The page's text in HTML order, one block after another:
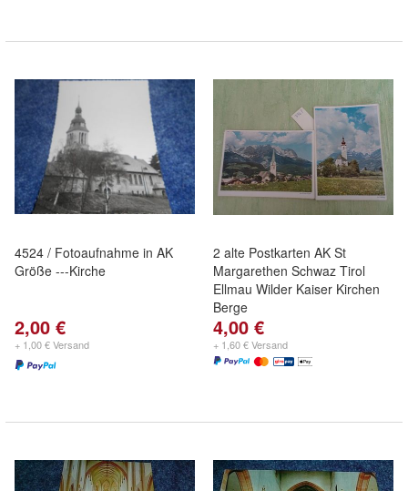
4524 / Fotoaufnahme in AK
Größe ---Kirche
2,00 €
+ 1,00 € Versand
2 alte Postkarten AK St
Margarethen Schwaz Tirol
Ellmau Wilder Kaiser Kirchen
Berge
4,00 €
+ 1,60 € Versand